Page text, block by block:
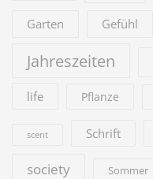
Garten Gefühl
Jahreszeiten
life Pflanze
scent Schrift
society Sommer